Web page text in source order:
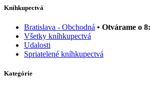
Kníhkupectvá
Bratislava - Obchodná • Otvárame o
Všetky kníhkupectvá
Udalosti
Spriatelené kníhkupectvá
Kategórie